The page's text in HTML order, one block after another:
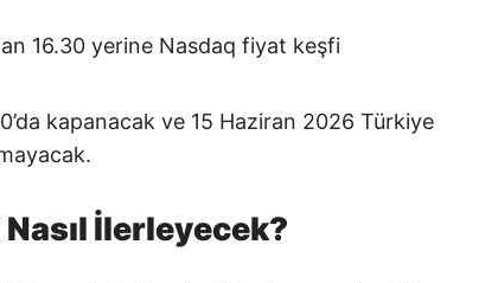
16.30 yerine Nasdaq fiyat keşfi
kapanacak ve 15 Haziran 2026 Türkiye
İlerleyecek?